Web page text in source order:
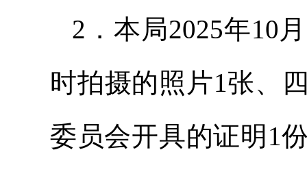
2．本局2025年10
时拍摄的照片1张、
委员会开具的证明1